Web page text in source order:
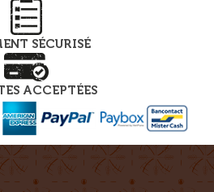
SÉCURISÉ
ACCEPTÉES